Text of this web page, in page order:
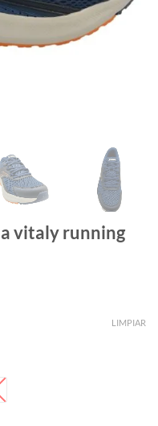
vitaly running
LIMPIAR